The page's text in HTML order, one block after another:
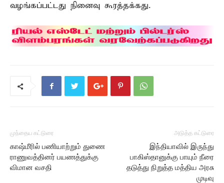
வழங்கப்பட்டது நினைவு கூரத்தக்கது.
முந்தைய கட்டுரை
காஷ்மீரில் பணியாற்றும் துணை
ராணுவத்தினர் பயணத்துக்கு
விமான வசதி
அடுத்த கட்டுரை
இந்தியாவில் இருந்து
பாகிஸ்தானுக்கு பாயும் நீரை
தடுத்து நிறுத்த மத்திய அரசு
முடிவு